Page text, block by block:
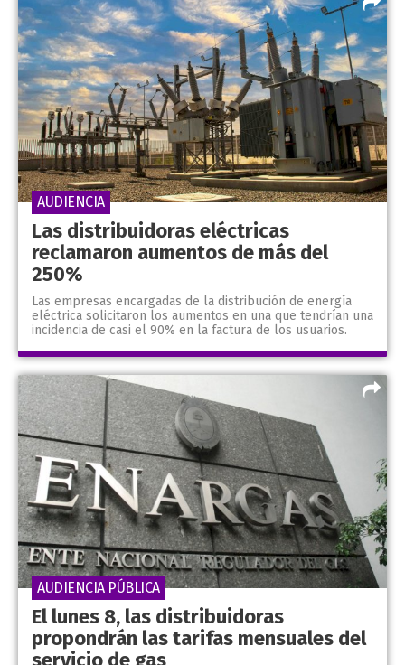
Las distribuidoras eléctricas
reclamaron aumentos de más del
250%
Las empresas encargadas de la distribución de energía
eléctrica solicitaron los aumentos en una que tendrían una
incidencia de casi el 90% en la factura de los usuarios.
AUDIENCIA
El lunes 8, las distribuidoras
propondrán las tarifas mensuales del
AUDIENCIA PÚBLICA